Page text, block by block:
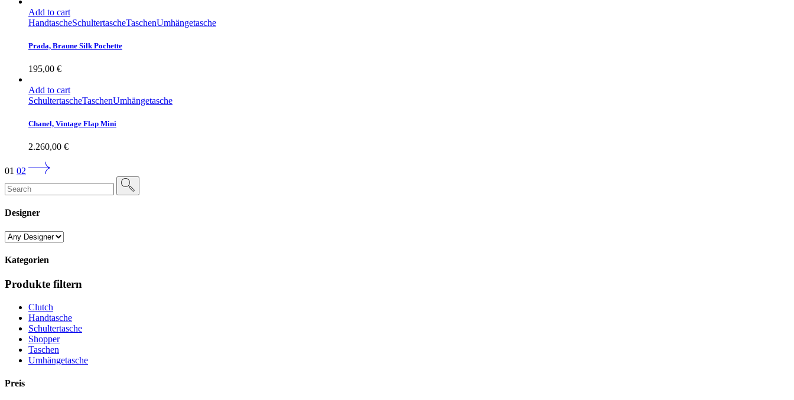
Add to cart
HandtascheSchultertascheTaschenUmhängetasche
Prada, Braune Silk Pochette
195,00 €
Add to cart
SchultertascheTaschenUmhängetasche
Chanel, Vintage Flap Mini
2.260,00 €
01 02
Search
for:
Designer
Kategorien
Produkte filtern
Clutch
Handtasche
Schultertasche
Shopper
Taschen
Umhängetasche
Preis